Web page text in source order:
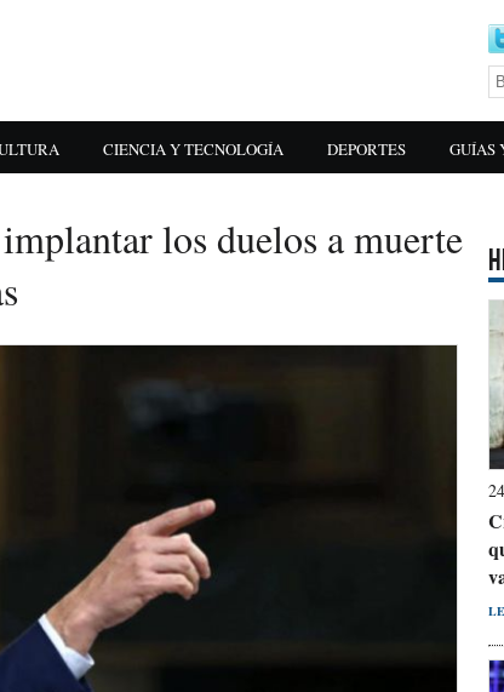
CIENCIA Y TECNOLOGÍA DEPORTES GUÍAS
los duelos a muerte